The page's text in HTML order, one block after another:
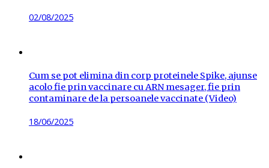
Posted
02/08/2025
Cum se pot elimina din corp proteinele Spike, ajunse
acolo fie prin vaccinare cu ARN mesager, fie prin
contaminare de la persoanele vaccinate (Video)
Posted
18/06/2025